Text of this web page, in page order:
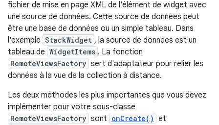
fichier de mise en page XML de l'élément de widget avec
une source de données. Cette source de données peut
être une base de données ou un simple tableau. Dans
l'exemple StackWidget , la source de données est un
tableau de WidgetItems . La fonction
RemoteViewsFactory sert d'adaptateur pour relier les
données à la vue de la collection à distance.
Les deux méthodes les plus importantes que vous devez
implémenter pour votre sous-classe
RemoteViewsFactory sont onCreate() et